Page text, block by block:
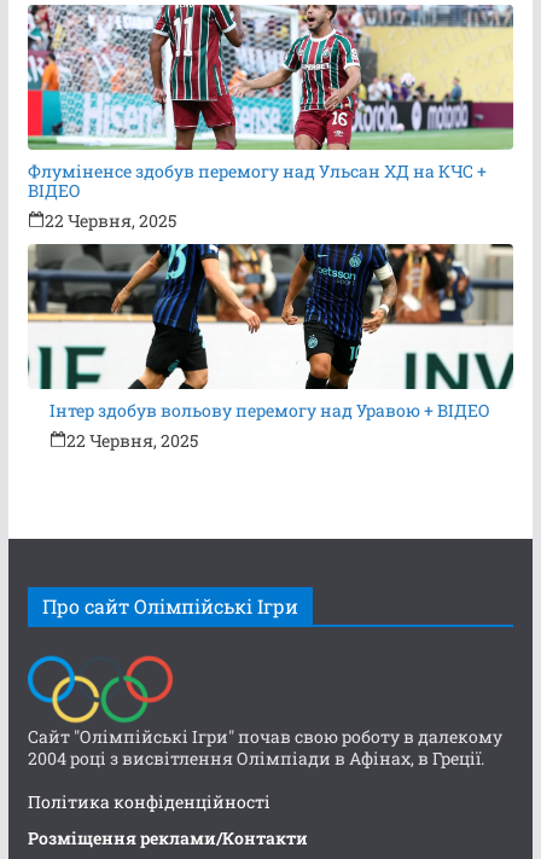
Флуміненсе здобув перемогу над Ульсан ХД на КЧС +
ВІДЕО
22 Червня, 2025
Інтер здобув вольову перемогу над Уравою + ВІДЕО
22 Червня, 2025
Про сайт Олімпійські Ігри
Сайт "Олімпійські Ігри" почав свою роботу в далекому
2004 році з висвітлення Олімпіади в Афінах, в Греції.
Політика конфіденційності
Розміщення реклами/Контакти